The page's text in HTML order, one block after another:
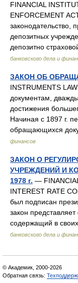
FINANCIAL
ENFORCEMENT
законодательство,
депозитных
депозитно
банковского дела и
ЗАКОН ОБ
INSTRUMENTS
документам,
достижения
Начиная с 1897 г.
обращающихся
финансов
ЗАКОН О
УЧРЕЖДЕНИЙ И
1978 г. —
INTEREST RATE
был подписан
закон
содержащий в
банковского дела и
© Академик, 2000-2026
Обратная связь: